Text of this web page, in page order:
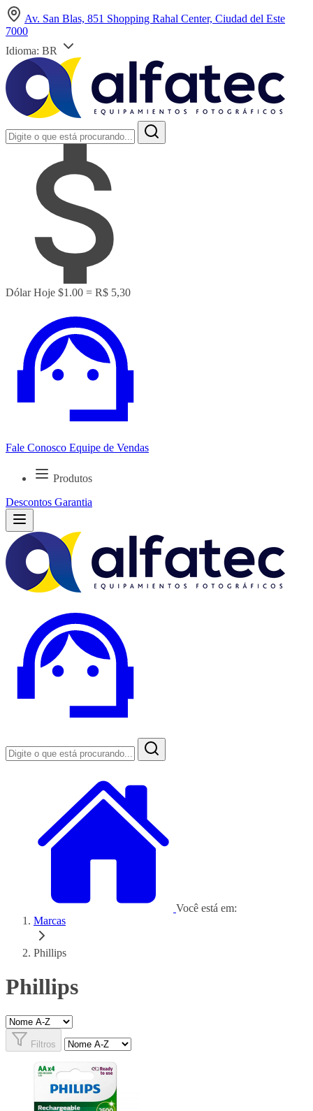
Av. San Blas, 851 Shopping Rahal Center, Ciudad del Este
7000
Idioma: BR
Dólar Hoje $1.00 = R$ 5,30
Fale Conosco Equipe de Vendas
Produtos
Descontos Garantia
Você está em:
Marcas
Phillips
Phillips
Filtros